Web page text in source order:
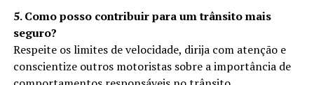
5. Como posso contribuir para um trânsito mais
seguro?
Respeite os limites de velocidade, dirija com atenção e
conscientize outros motoristas sobre a importância de